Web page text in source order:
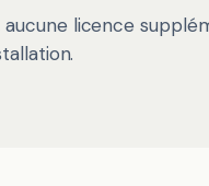
licence